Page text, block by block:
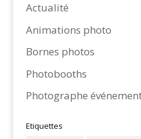
Actualité
Animations photo
Bornes photos
Photobooths
Photographe
Etiquettes